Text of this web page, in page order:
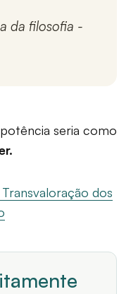
da filosofia -
seria como
dos